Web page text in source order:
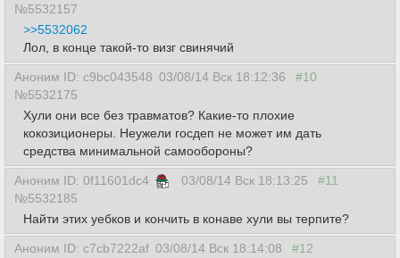
№5532157
>>5532062
Лол, в конце такой-то визг свинячий
Аноним ID: c9bc043548 03/08/14 Вск 18:12:36
#10
№5532175
Хули они все без травматов? Какие-то плохие
кокозиционеры. Неужели госдеп не может им дать
средства минимальной самообороны?
Аноним ID: 0f11601dc4 03/08/14 Вск 18:13:25
#11
№5532185
Найти этих уебков и кончить в конаве хули вы терпите?
Аноним ID: c7cb7222af 03/08/14 Вск 18:14:08
#12